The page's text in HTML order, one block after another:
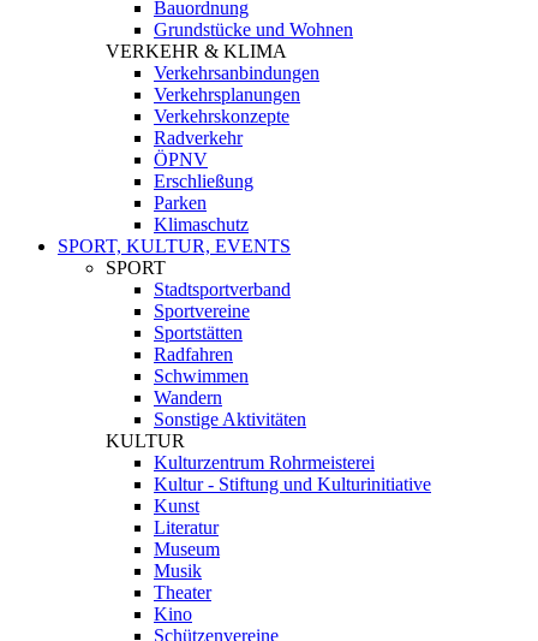
Bauordnung
Grundstücke und Wohnen
VERKEHR & KLIMA
Verkehrsanbindungen
Verkehrsplanungen
Verkehrskonzepte
Radverkehr
ÖPNV
Erschließung
Parken
Klimaschutz
SPORT, KULTUR, EVENTS
SPORT
Stadtsportverband
Sportvereine
Sportstätten
Radfahren
Schwimmen
Wandern
Sonstige Aktivitäten
KULTUR
Kulturzentrum Rohrmeisterei
Kultur - Stiftung und Kulturinitiative
Kunst
Literatur
Museum
Musik
Theater
Kino
Schützenvereine